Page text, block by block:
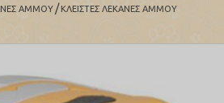
ΑΜΜΟΥ / ΚΛΕΙΣΤΕΣ ΛΕΚΑΝΕΣ ΑΜΜΟΥ